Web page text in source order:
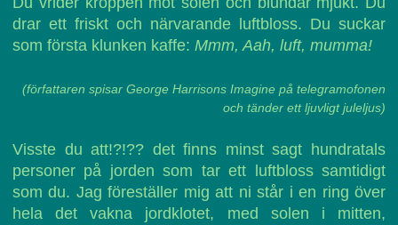
drar ett friskt och närvarande luftbloss. Du suckar
som första klunken kaffe: Mmm, Aah, luft, mumma!
(författaren spisar George Harrisons Imagine på telegramofonen
och tänder ett ljuvligt juleljus)
Visste du att!?!?? det finns minst sagt hundratals
personer på jorden som tar ett luftbloss samtidigt
som du. Jag föreställer mig att ni står i en ring över
hela det vakna jordklotet, med solen i mitten,